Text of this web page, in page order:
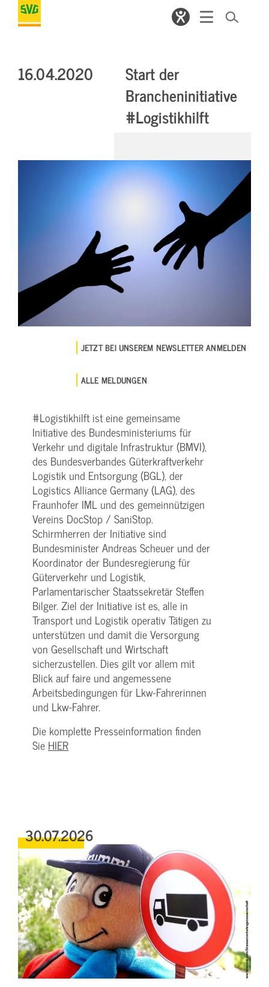
16.04.2020
Start der
Brancheninitiative
#Logistikhilft
JETZT BEI UNSEREM NEWSLETTER ANMELDEN
ALLE MELDUNGEN
#Logistikhilft ist eine gemeinsame
Initiative des Bundesministeriums für
Verkehr und digitale Infrastruktur (BMVI),
des Bundesverbandes Güterkraftverkehr
Logistik und Entsorgung (BGL), der
Logistics Alliance Germany (LAG), des
Fraunhofer IML und des gemeinnützigen
Vereins DocStop / SaniStop.
Schirmherren der Initiative sind
Bundesminister Andreas Scheuer und der
Koordinator der Bundesregierung für
Güterverkehr und Logistik,
Parlamentarischer Staatssekretär Steffen
Bilger. Ziel der Initiative ist es, alle in
Transport und Logistik operativ Tätigen zu
unterstützen und damit die Versorgung
von Gesellschaft und Wirtschaft
sicherzustellen. Dies gilt vor allem mit
Blick auf faire und angemessene
Arbeitsbedingungen für Lkw-Fahrerinnen
und Lkw-Fahrer.
Die komplette Presseinformation finden
Sie HIER
30.07.2026